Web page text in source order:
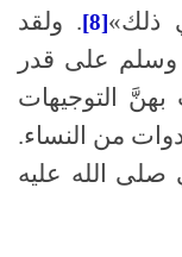
ذلك»[8]
. ولقد
وسلم على قدر
التوجيهات
من النساء.
صلى الله عليه